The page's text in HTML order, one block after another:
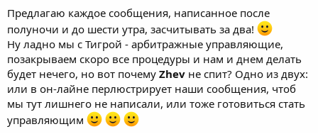
а
Предлагаю каждое сообщения, написанное после
полуночи и до шести утра, засчитывать за два!
Ну ладно мы с Тигрой - арбитражные управляющие,
позакрываем скоро все процедуры и нам и днем делать
будет нечего, но вот почему Zhev не спит? Одно из двух:
или в он-лайне перлюстрирует наши сообщения, чтоб
мы тут лишнего не написали, или тоже готовиться стать
управляющим